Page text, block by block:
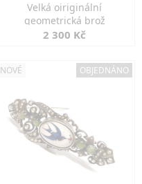
Velká oiriginální
geometrická brož
2 300 Kč
NOVÉ OBJEDNÁNO